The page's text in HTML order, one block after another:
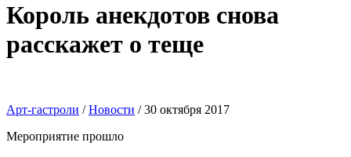
Король анекдотов снова
расскажет о теще
Арт-гастроли / Новости /30 октября 2017
Мероприятие прошло